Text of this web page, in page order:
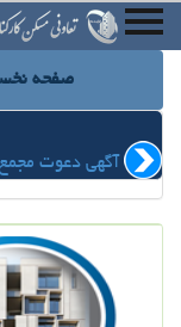
صفحه
آگهی دعوت